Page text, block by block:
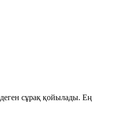
деген сұрақ қойылады. Ең